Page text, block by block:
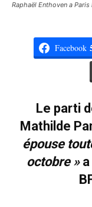
Raphaël Enthoven a
Facebook
Le parti
Mathilde
épouse
octobre »a